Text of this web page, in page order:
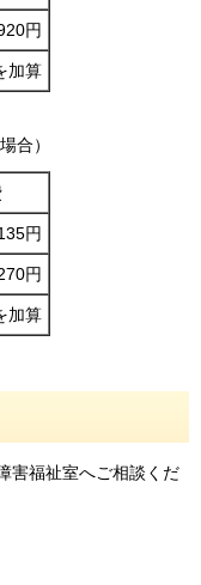
円
加算
合）
円
円
加算
害福祉室へご相談くだ